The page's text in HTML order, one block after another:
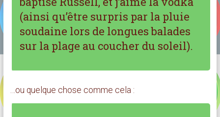
(ainsi qu’être surpris par la pluie
soudaine lors de longues balades
sur la plage au coucher du soleil).
…ou quelque chose comme cela :